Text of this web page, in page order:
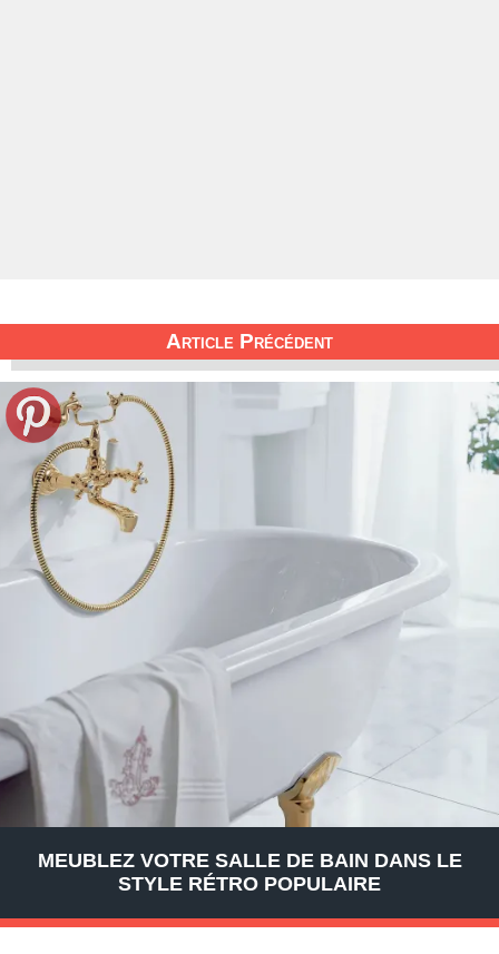
Article Précédent
MEUBLEZ VOTRE SALLE DE BAIN DANS LE
STYLE RÉTRO POPULAIRE